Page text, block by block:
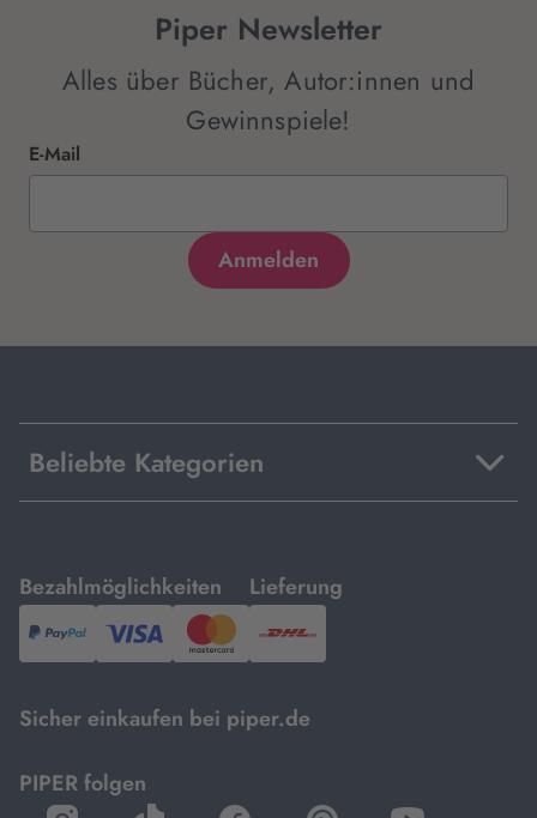
Piper Newsletter
Alles über Bücher, Autor:innen und
Gewinnspiele!
E-Mail
Beliebte Kategorien
Bezahlmöglichkeiten
mit
PayPal,Visa
und
Lieferung
mit
DHL.
Sicher einkaufen bei piper.de
PIPER folgen